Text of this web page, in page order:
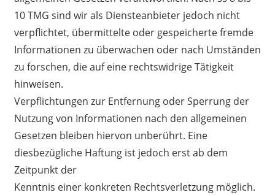
10 TMG sind wir als Diensteanbieter jedoch nicht
verpflichtet, übermittelte oder gespeicherte fremde
Informationen zu überwachen oder nach Umständen
zu forschen, die auf eine rechtswidrige Tätigkeit
hinweisen.
Verpflichtungen zur Entfernung oder Sperrung der
Nutzung von Informationen nach den allgemeinen
Gesetzen bleiben hiervon unberührt. Eine
diesbezügliche Haftung ist jedoch erst ab dem
Zeitpunkt der
Kenntnis einer konkreten Rechtsverletzung möglich.